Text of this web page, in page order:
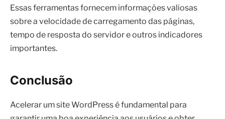
Essas ferramentas fornecem informações valiosas
sobre a velocidade de carregamento das páginas,
tempo de resposta do servidor e outros indicadores
importantes.
Conclusão
Acelerar um site WordPress é fundamental para